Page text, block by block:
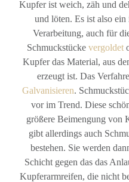
Kupfer ist weich, zäh und
und löten. Es ist also
Verarbeitung, auch für
Schmuckstücke vergoldet
Kupfer das Material, aus
erzeugt ist. Das
Galvanisieren.
vor im Trend. Diese
größere Beimengung von
gibt allerdings auch
bestehen. Sie werden
Schicht gegen das das
Kupferarmreifen, die nicht